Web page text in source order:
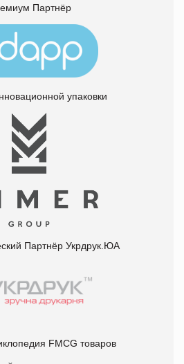
Партнёр
упаковки
Партнёр Укрдрук.ЮА
FMCG товаров